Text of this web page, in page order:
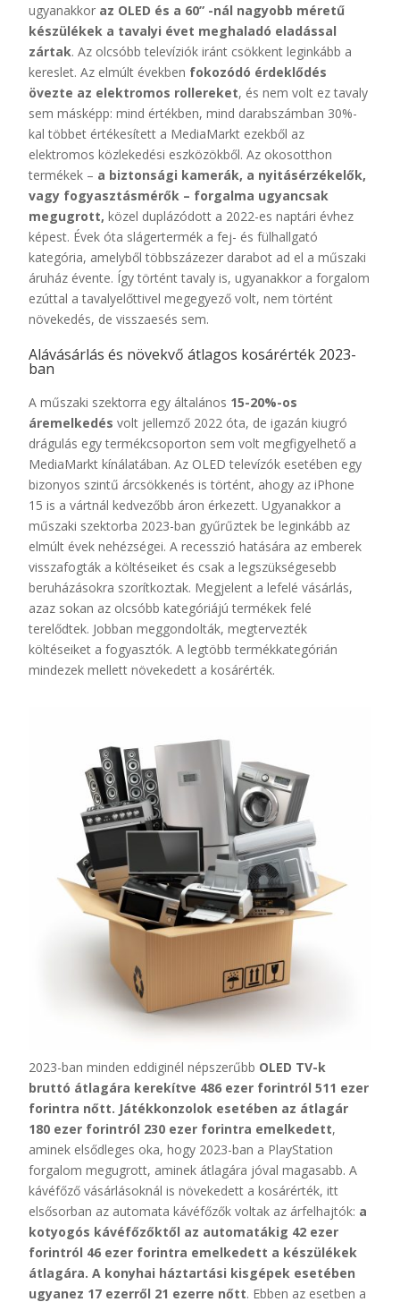
ugyanakkor az OLED és a 60” -nál nagyobb méretű
készülékek a tavalyi évet meghaladó eladással
zártak. Az olcsóbb televíziók iránt csökkent leginkább a
kereslet. Az elmúlt években fokozódó érdeklődés
övezte az elektromos rollereket, és nem volt ez tavaly
sem másképp: mind értékben, mind darabszámban 30%-
kal többet értékesített a MediaMarkt ezekből az
elektromos közlekedési eszközökből. Az okosotthon
termékek – a biztonsági kamerák, a nyitásérzékelők,
vagy fogyasztásmérők – forgalma ugyancsak
megugrott, közel duplázódott a 2022-es naptári évhez
képest. Évek óta slágertermék a fej- és fülhallgató
kategória, amelyből többszázezer darabot ad el a műszaki
áruház évente. Így történt tavaly is, ugyanakkor a forgalom
ezúttal a tavalyelőttivel megegyező volt, nem történt
növekedés, de visszaesés sem.
Alávásárlás és növekvő átlagos kosárérték 2023-
ban
A műszaki szektorra egy általános 15-20%-os
áremelkedés volt jellemző 2022 óta, de igazán kiugró
drágulás egy termékcsoporton sem volt megfigyelhető a
MediaMarkt kínálatában. Az OLED televízók esetében egy
bizonyos szintű árcsökkenés is történt, ahogy az iPhone
15 is a vártnál kedvezőbb áron érkezett. Ugyanakkor a
műszaki szektorba 2023-ban gyűrűztek be leginkább az
elmúlt évek nehézségei. A recesszió hatására az emberek
visszafogták a költéseiket és csak a legszükségesebb
beruházásokra szorítkoztak. Megjelent a lefelé vásárlás,
azaz sokan az olcsóbb kategóriájú termékek felé
terelődtek. Jobban meggondolták, megtervezték
költéseiket a fogyasztók. A legtöbb termékkategórián
mindezek mellett növekedett a kosárérték.
2023-ban minden eddiginél népszerűbb OLED TV-k
bruttó átlagára kerekítve 486 ezer forintról 511 ezer
forintra nőtt. Játékkonzolok esetében az átlagár
180 ezer forintról 230 ezer forintra emelkedett,
aminek elsődleges oka, hogy 2023-ban a PlayStation
forgalom megugrott, aminek átlagára jóval magasabb. A
kávéfőző vásárlásoknál is növekedett a kosárérték, itt
elsősorban az automata kávéfőzők voltak az árfelhajtók: a
kotyogós kávéfőzőktől az automatákig 42 ezer
forintról 46 ezer forintra emelkedett a készülékek
átlagára. A konyhai háztartási kisgépek esetében
ugyanez 17 ezerről 21 ezerre nőtt. Ebben az esetben a